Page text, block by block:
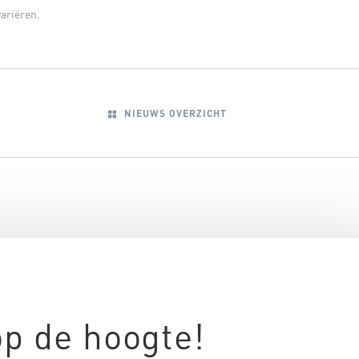
NIEUWS OVERZICHT
de hoogte!